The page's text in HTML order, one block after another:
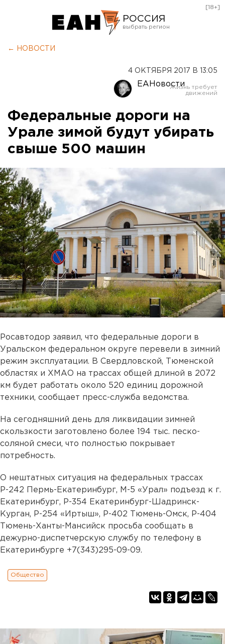
РОССИЯ
Оренбург
[18+]
← НОВОСТИ
4 ОКТЯБРЯ 2017 В 13:05
ЕАНовости
Федеральные дороги на
Урале зимой будут убирать
свыше 500 машин
Росавтодор заявил, что федеральные дороги в
Уральском федеральном округе перевели в зимний
режим эксплуатации. В Свердловской, Тюменской
областях и ХМАО на трассах общей длиной в 2072
км будет работать около 520 единиц дорожной
техники, сообщает пресс-служба ведомства.
На сегодняшний день для ликвидации зимней
скользкости заготовлено более 194 тыс. песко-
соляной смеси, что полностью покрывает
потребность.
О нештатных ситуация на федеральных трассах
Р-242 Пермь-Екатеринбург, М-5 «Урал» подъезд к г.
Екатеринбург, Р-354 Екатеринбург-Шадринск-
Курган, Р-254 «Иртыш», Р-402 Тюмень-Омск, Р-404
Тюмень-Ханты-Мансийск просьба сообщать в
дежурно-диспетчерскую службу по телефону в
Екатеринбурге +7(343)295-09-09.
Общество